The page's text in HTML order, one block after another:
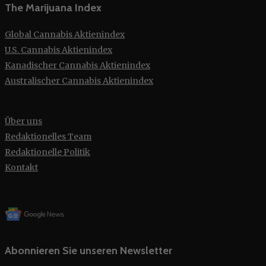
The Marijuana Index
Global Cannabis Aktienindex
U.S. Cannabis Aktienindex
Kanadischer Cannabis Aktienindex
Australischer Cannabis Aktienindex
Über uns
Redaktionelles Team
Redaktionelle Politik
Kontakt
Abonnieren Sie unseren Newsletter